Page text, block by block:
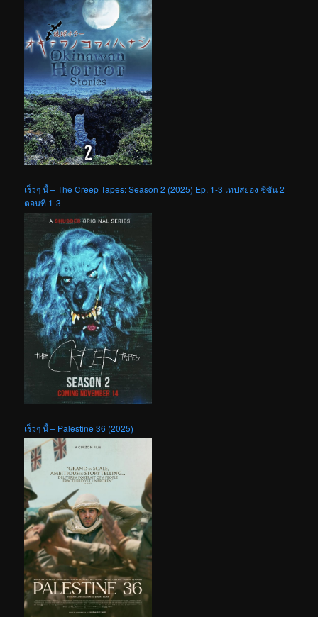
เร็วๆ นี้ – The Creep Tapes: Season 2 (2025) Ep. 1-3 เทปสยอง ซีซัน 2
ตอนที่ 1-3
เร็วๆ นี้ – Palestine 36 (2025)